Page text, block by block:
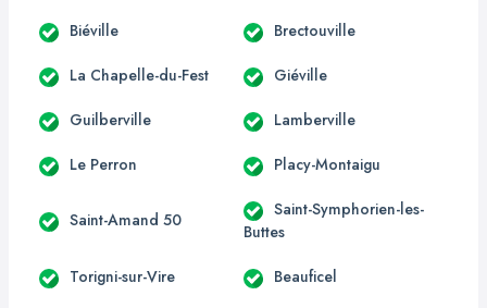
Biéville Brectouville
La Chapelle-du-Fest Giéville
Guilberville Lamberville
Le Perron Placy-Montaigu
Saint-Amand 50
Saint-Symphorien-les-
Buttes
Torigni-sur-Vire Beauficel